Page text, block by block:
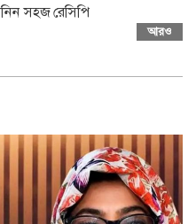
নিন সহজ রেসিপি
আরও